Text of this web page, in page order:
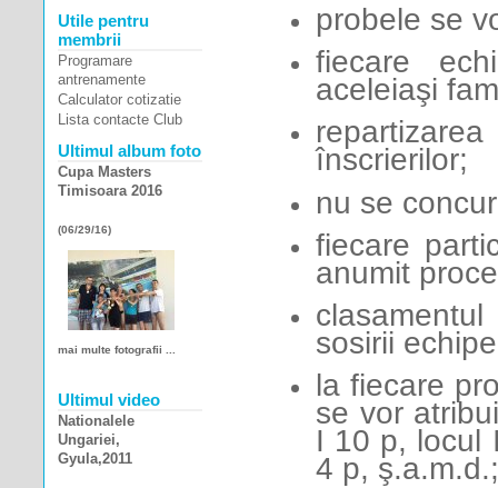
probele se
fiecare
aceleiaşi
înscrierilor;
nu se
fiecare
anumit
sosirii
la fiecare
se vor
I 10 p, locul
4 p, ş.a.m.d.;
Utile pentru
membrii
Programare
antrenamente
Calculator cotizatie
Lista contacte Club
Ultimul album foto
Cupa Masters
Timisoara 2016
(06/29/16)
mai multe fotografii ...
Ultimul video
Nationalele
Ungariei,
Gyula,2011